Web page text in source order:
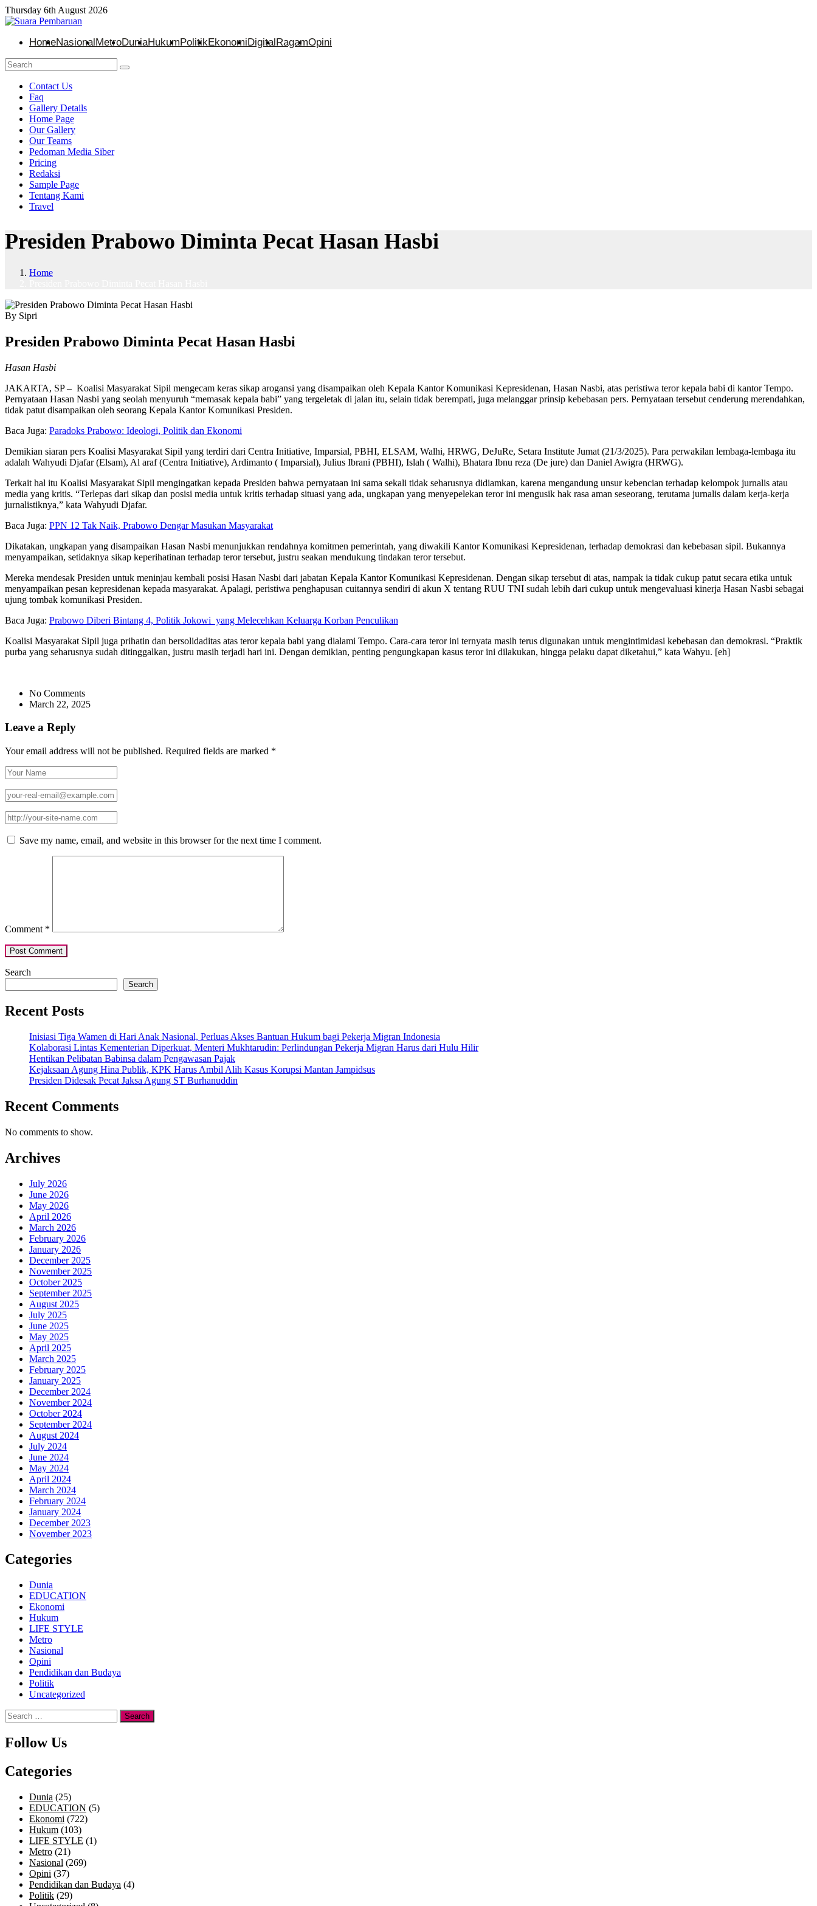
Thursday 6th August 2026
HomeNasionalMetroDuniaHukumPolitikEkonomiDigitalRagamOpini
Contact Us
Faq
Gallery Details
Home Page
Our Gallery
Our Teams
Pedoman Media Siber
Pricing
Redaksi
Sample Page
Tentang Kami
Travel
Presiden Prabowo Diminta Pecat Hasan Hasbi
Home
By Sipri
Presiden Prabowo Diminta Pecat Hasan Hasbi
Hasan Hasbi
JAKARTA, SP – Koalisi Masyarakat Sipil mengecam keras sikap arogansi yang disampaikan oleh Kepala Kantor Komunikasi Kepresidenan, Hasan Nasbi, atas peristiwa teror kepala babi di kantor Tempo.
Pernyataan Hasan Nasbi yang seolah menyuruh “memasak kepala babi” yang tergeletak di jalan itu, selain tidak berempati, juga melanggar prinsip kebebasan pers. Pernyataan tersebut cenderung merendahkan,
tidak patut disampaikan oleh seorang Kepala Kantor Komunikasi Presiden.
Baca Juga: Paradoks Prabowo: Ideologi, Politik dan Ekonomi
Demikian siaran pers Koalisi Masyarakat Sipil yang terdiri dari Centra Initiative, Imparsial, PBHI, ELSAM, Walhi, HRWG, DeJuRe, Setara Institute Jumat (21/3/2025). Para perwakilan lembaga-lembaga itu
adalah Wahyudi Djafar (Elsam), ⁠Al araf (Centra Initiative), ⁠Ardimanto ( Imparsial), ⁠Julius Ibrani (PBHI), ⁠Islah ( Walhi), ⁠Bhatara Ibnu reza (De jure) dan ⁠Daniel Awigra (HRWG).
Terkait hal itu Koalisi Masyarakat Sipil mengingatkan kepada Presiden bahwa pernyataan ini sama sekali tidak seharusnya didiamkan, karena mengandung unsur kebencian terhadap kelompok jurnalis atau
media yang kritis. “Terlepas dari sikap dan posisi media untuk kritis terhadap situasi yang ada, ungkapan yang menyepelekan teror ini mengusik hak rasa aman seseorang, terutama jurnalis dalam kerja-kerja
jurnalistiknya,” kata Wahyudi Djafar.
Baca Juga: PPN 12 Tak Naik, Prabowo Dengar Masukan Masyarakat
Dikatakan, ungkapan yang disampaikan Hasan Nasbi menunjukkan rendahnya komitmen pemerintah, yang diwakili Kantor Komunikasi Kepresidenan, terhadap demokrasi dan kebebasan sipil. Bukannya
menyampaikan, setidaknya sikap keperihatinan terhadap teror tersebut, justru seakan mendukung tindakan teror tersebut.
Mereka mendesak Presiden untuk meninjau kembali posisi Hasan Nasbi dari jabatan Kepala Kantor Komunikasi Kepresidenan. Dengan sikap tersebut di atas, nampak ia tidak cukup patut secara etika untuk
menyampaikan pesan kepresidenan kepada masyarakat. Apalagi, peristiwa penghapusan cuitannya sendiri di akun X tentang RUU TNI sudah lebih dari cukup untuk mengevaluasi kinerja Hasan Nasbi sebagai
ujung tombak komunikasi Presiden.
Baca Juga: Prabowo Diberi Bintang 4, Politik Jokowi yang Melecehkan Keluarga Korban Penculikan
Koalisi Masyarakat Sipil juga prihatin dan bersolidaditas atas teror kepala babi yang dialami Tempo. Cara-cara teror ini ternyata masih terus digunakan untuk mengintimidasi kebebasan dan demokrasi. “Praktik
purba yang seharusnya sudah ditinggalkan, justru masih terjadi hari ini. Dengan demikian, penting pengungkapan kasus teror ini dilakukan, hingga pelaku dapat diketahui,” kata Wahyu. [eh]
No Comments
March 22, 2025
Leave a Reply
Your email address will not be published. Required fields are marked *
Save my name, email, and website in this browser for the next time I comment.
Comment *
Search
Search
Recent Posts
Inisiasi Tiga Wamen di Hari Anak Nasional, Perluas Akses Bantuan Hukum bagi Pekerja Migran Indonesia
Kolaborasi Lintas Kementerian Diperkuat, Menteri Mukhtarudin: Perlindungan Pekerja Migran Harus dari Hulu Hilir
Hentikan Pelibatan Babinsa dalam Pengawasan Pajak
Kejaksaan Agung Hina Publik, KPK Harus Ambil Alih Kasus Korupsi Mantan Jampidsus
Presiden Didesak Pecat Jaksa Agung ST Burhanuddin
Recent Comments
No comments to show.
Archives
July 2026
June 2026
May 2026
April 2026
March 2026
February 2026
January 2026
December 2025
November 2025
October 2025
September 2025
August 2025
July 2025
June 2025
May 2025
April 2025
March 2025
February 2025
January 2025
December 2024
November 2024
October 2024
September 2024
August 2024
July 2024
June 2024
May 2024
April 2024
March 2024
February 2024
January 2024
December 2023
November 2023
Categories
Dunia
EDUCATION
Ekonomi
Hukum
LIFE STYLE
Metro
Nasional
Opini
Pendidikan dan Budaya
Politik
Uncategorized
Search
for:
Follow Us
Categories
Dunia (25)
EDUCATION (5)
Ekonomi (722)
Hukum (103)
LIFE STYLE (1)
Metro (21)
Nasional (269)
Opini (37)
Pendidikan dan Budaya (4)
Politik (29)